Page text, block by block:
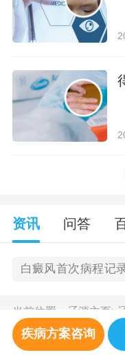
资讯 问答
白癜风首次病程记
当前位置： 辽源主页>
疾病方案咨询